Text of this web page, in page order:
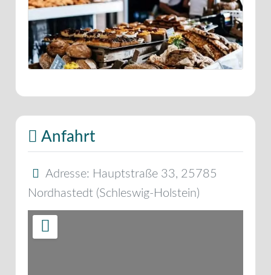
Anfahrt
Adresse: Hauptstraße 33, 25785
Nordhastedt (Schleswig-Holstein)